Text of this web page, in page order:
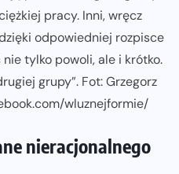
pracy. Inni, wręcz
odpowiedniej rozpisce
tylko powoli, ale i krótko.
grupy”. Fot: Grzegorz
wluznejformie/
nieracjonalnego